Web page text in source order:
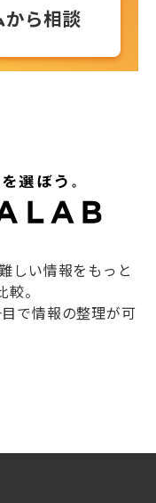
から相談
しい情報をもっと
。
で情報の整理が可